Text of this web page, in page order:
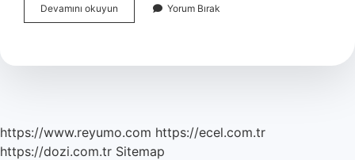
Devamını okuyun
Plak
Demek
Yorum Bırak
https://www.reyumo.com https://ecel.com.tr
https://dozi.com.tr Sitemap